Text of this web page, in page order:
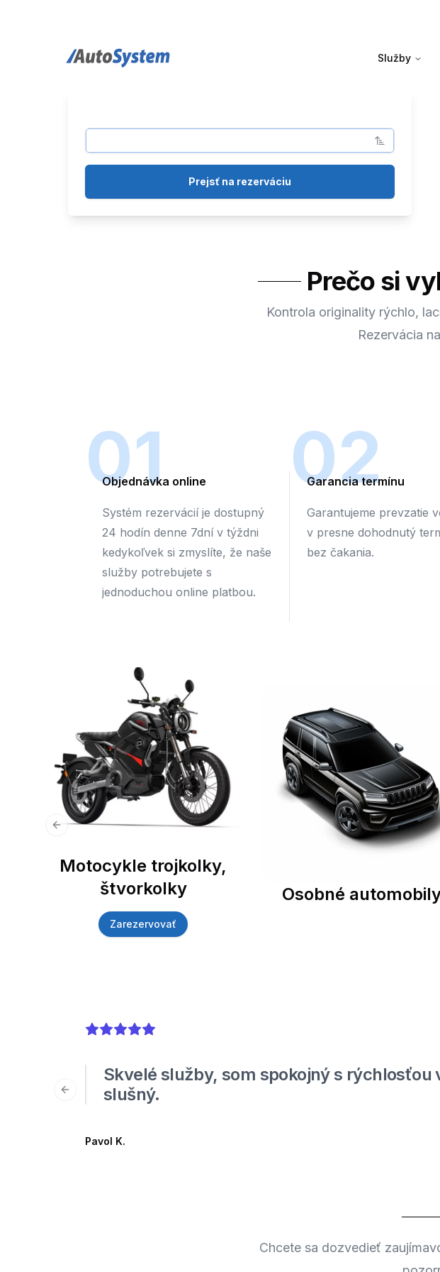
auto-system logo Služby
Prejsť na rezerváciu
Prečo si
Kontrola originality rýchlo,
Rezervácia
01
Objednávka online
Systém rezervácií je dostupný
24 hodín denne 7dní v týždni
kedykoľvek si zmyslíte, že naše
služby potrebujete s
jednoduchou online platbou.
02
Garancia termínu
Garantujeme prevzatie
v presne dohodnutý
bez čakania.
Motocykle trojkolky,
štvorkolky
Zarezervovať
Osobné
Previous slide
5out of 5 stars
Skvelé služby, som spokojný s
slušný.
Pavol K.
Previous slide
Chcete sa dozvedieť